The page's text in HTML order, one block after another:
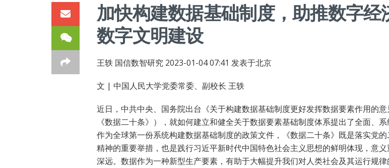
加快构建数据基础制度，助推数字经
数字文明建设
王轶 国信数智研究 2023-01-04 07:41 发表于北京
文 | 中国人民大学党委常委、副校长 王轶
近日，中共中央、国务院出台《关于构建数据基础制度更好发挥数据要素作用的
《数据二十条》），就如何建立和健全关于数据要素基础制度体系提出了全面、系
作为全球第一份系统构建数据基础制度的政策文件，《数据二十条》既是落实党
精神的重要举措，也是践行习近平新时代中国特色社会主义思想的鲜明体现，意
深远。数据作为一种新型生产要素，有助于大幅提升我们对人类社会及其运行规律